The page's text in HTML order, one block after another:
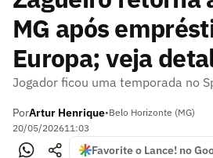
MG após
Europa; veja
Jogador ficou uma temporada no
PorArtur Henrique•Belo Horizonte (MG)
20/05/202611:03
Favorite o Lance! no